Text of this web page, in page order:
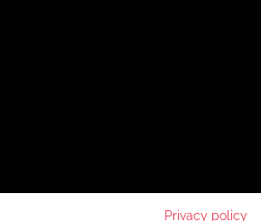
Privacy policy